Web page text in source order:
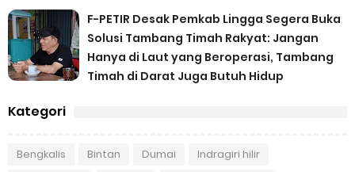
F-PETIR Desak Pemkab Lingga Segera Buka
Solusi Tambang Timah Rakyat: Jangan
Hanya di Laut yang Beroperasi, Tambang
Timah di Darat Juga Butuh Hidup
Kategori
Bengkalis Bintan Dumai
Indragiri hilir